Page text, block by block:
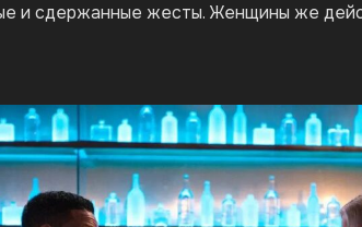
и сдержанные жесты. Женщины же